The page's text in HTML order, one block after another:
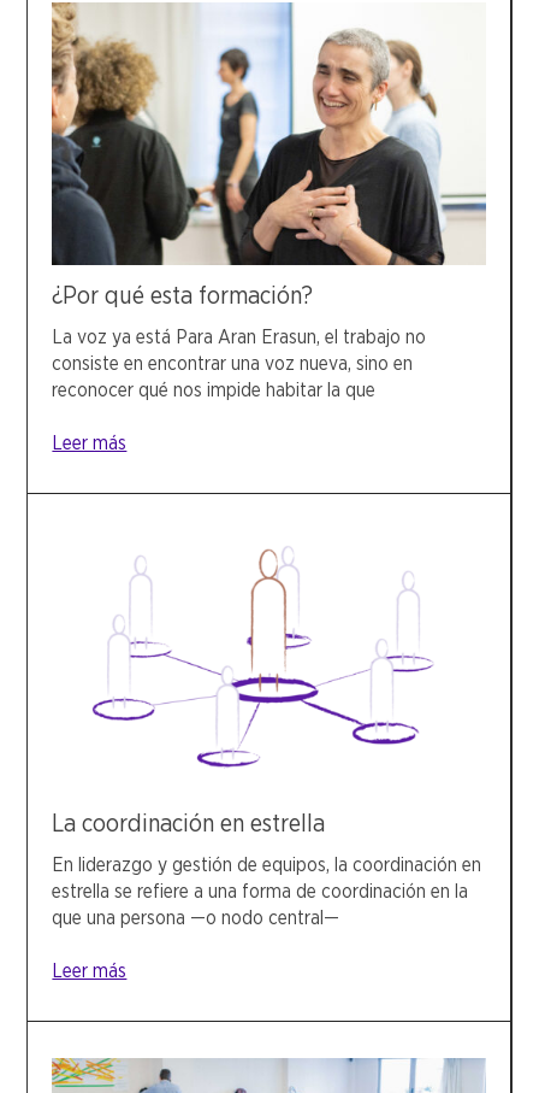
¿Por qué esta formación?
La voz ya está Para Aran Erasun, el trabajo no
consiste en encontrar una voz nueva, sino en
reconocer qué nos impide habitar la que
Leer más
La coordinación en estrella
En liderazgo y gestión de equipos, la coordinación en
estrella se refiere a una forma de coordinación en la
que una persona —o nodo central—
Leer más